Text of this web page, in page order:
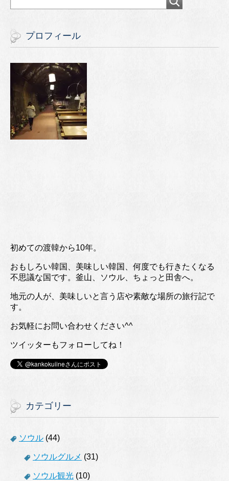
プロフィール
初めての渡韓から10年。
おもしろい韓国、美味しい韓国、何度でも行きたくなる
不思議な国です。釜山、ソウル、ちょっと田舎へ。
地元の人が、美味しいと言う店や素敵な場所の旅行記で
す。
お気軽にお問い合わせください^^
ツイッターもフォローしてね！
カテゴリー
ソウル (44)
ソウルグルメ (31)
ソウル観光 (10)